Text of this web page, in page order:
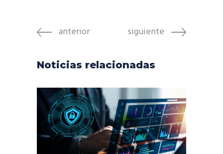
anterior siguiente
Noticias relacionadas